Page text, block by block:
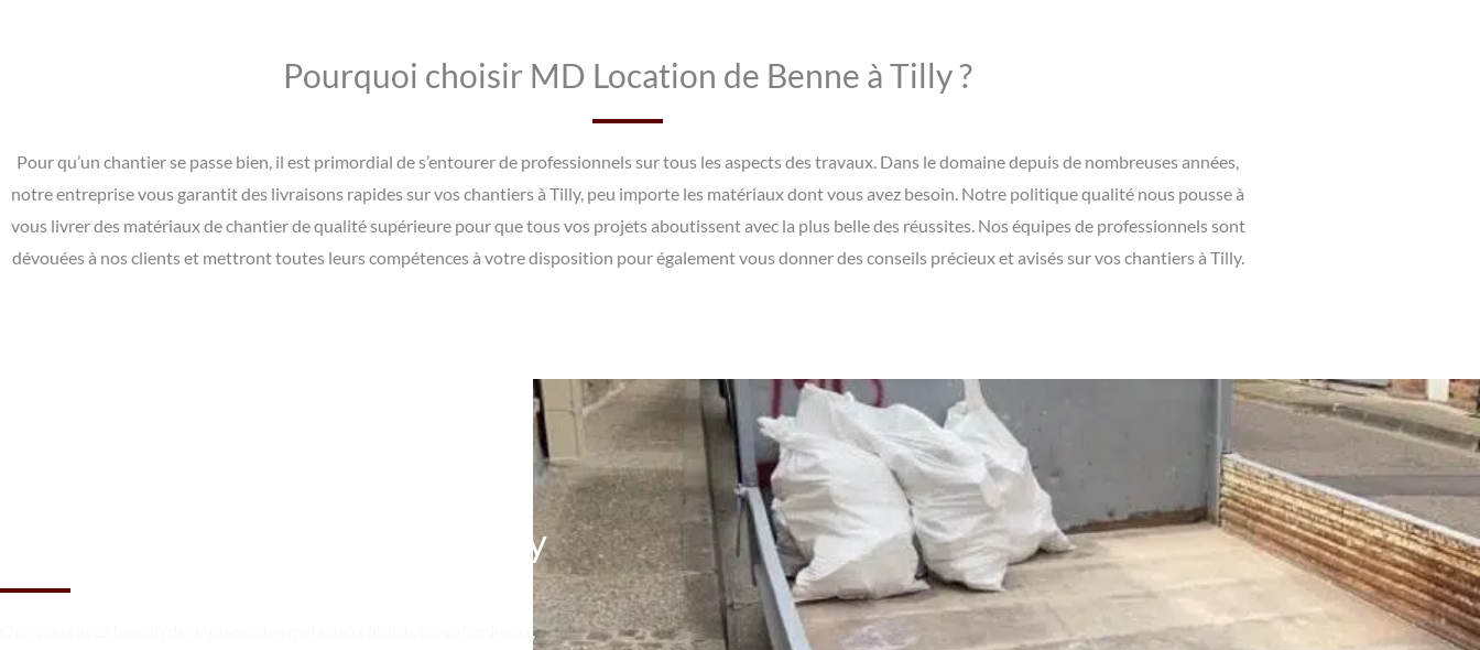
Pourquoi choisir MD Location de Benne à Tilly ?
Pour qu’un chantier se passe bien, il est primordial de s’entourer de professionnels sur tous les aspects des travaux. Dans le domaine depuis de nombreuses années,
notre entreprise vous garantit des livraisons rapides sur vos chantiers à Tilly, peu importe les matériaux dont vous avez besoin. Notre politique qualité nous pousse à
vous livrer des matériaux de chantier de qualité supérieure pour que tous vos projets aboutissent avec la plus belle des réussites. Nos équipes de professionnels sont
dévouées à nos clients et mettront toutes leurs compétences à votre disposition pour également vous donner des conseils précieux et avisés sur vos chantiers à Tilly.
transport en toute fiabilité à Tilly
Que vous ayez besoin de déplacer des matériaux lourds ou volumineux,